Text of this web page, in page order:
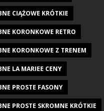
CIĄŻOWE KRÓTKIE
KORONKOWE RETRO
KORONKOWE Z TRENEM
LA MARIEE CENY
PROSTE FASONY
PROSTE SKROMNE KRÓTKIE